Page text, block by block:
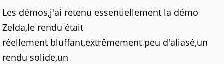
Les démos,j'ai retenu essentiellement la démo
Zelda,le rendu était
réellement bluffant,extrêmement peu d'aliasé,un
rendu solide,un